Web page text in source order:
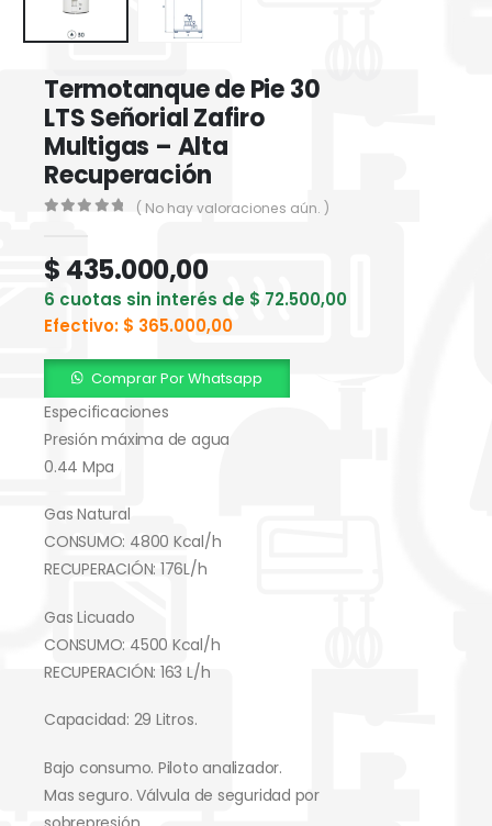
Termotanque de Pie 30
LTS Señorial Zafiro
Multigas – Alta
Recuperación
( No hay valoraciones aún. )
$ 435.000,00
6 cuotas sin interés de $ 72.500,00
Efectivo: $ 365.000,00
Comprar Por Whatsapp
Especificaciones
Presión máxima de agua
0.44 Mpa
Gas Natural
CONSUMO: 4800 Kcal/h
RECUPERACIÓN: 176L/h
Gas Licuado
CONSUMO: 4500 Kcal/h
RECUPERACIÓN: 163 L/h
Capacidad: 29 Litros.
Bajo consumo. Piloto analizador.
Mas seguro. Válvula de seguridad por